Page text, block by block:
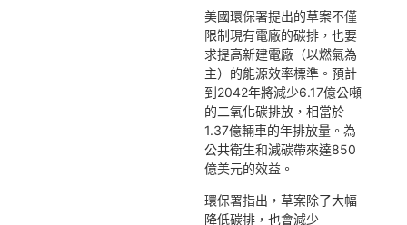
美國環保署提出的草案不僅
限制現有電廠的碳排，也要
求提高新建電廠（以燃氣為
主）的能源效率標準。預計
到2042年將減少6.17億公噸
的二氧化碳排放，相當於
1.37億輛車的年排放量。為
公共衛生和減碳帶來達850
億美元的效益。
環保署指出，草案除了大幅
降低碳排，也會減少